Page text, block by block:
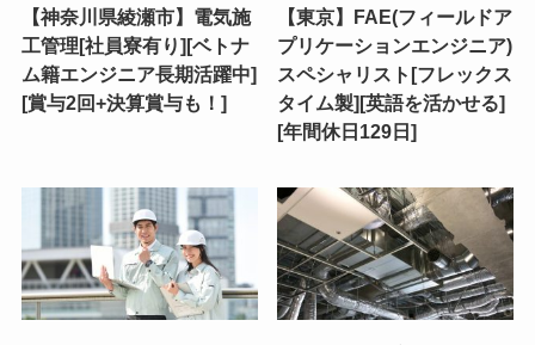
【神奈川県綾瀬市】電気施
工管理[社員寮有り][ベトナ
ム籍エンジニア長期活躍中]
[賞与2回+決算賞与も！]
【東京】FAE(フィールドア
プリケーションエンジニア)
スペシャリスト[フレックス
タイム製][英語を活かせる]
[年間休日129日]